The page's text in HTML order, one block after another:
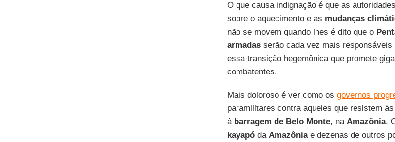
O que causa indignação é que as
sobre o aquecimento e as mudanças
não se movem quando lhes é dito que o
armadasserão cada vez mais responsáveis
essa transição hegemônica que promete
combatentes.
Mais doloroso é ver como os governos
paramilitares contra aqueles que resistem às
à barragem de Belo Monte, na Amazônia.
kayapóda Amazôniae dezenas de outros